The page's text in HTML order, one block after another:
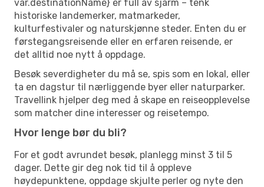
var.destinationName} er full av sjarm – tenk
historiske landemerker, matmarkeder,
kulturfestivaler og naturskjønne steder. Enten du er
førstegangsreisende eller en erfaren reisende, er
det alltid noe nytt å oppdage.
Besøk severdigheter du må se, spis som en lokal, eller
ta en dagstur til nærliggende byer eller naturparker.
Travellink hjelper deg med å skape en reiseopplevelse
som matcher dine interesser og reisetempo.
Hvor lenge bør du bli?
For et godt avrundet besøk, planlegg minst 3 til 5
dager. Dette gir deg nok tid til å oppleve
høydepunktene, oppdage skjulte perler og nyte den